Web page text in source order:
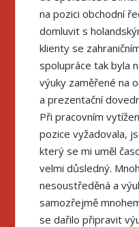
na pozici obchodní
domluvit s
klienty se
spolupráce tak byla
výuky zaměřené na
a prezentační
Při pracovním
pozice vyžadovala,
který se mi uměl
velmi důsledný.
nesoustředěná a
samozřejmě
se dařilo připravit